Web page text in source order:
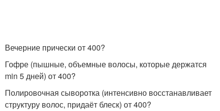
Вечерние прически от 400?
Гофре (пышные, объемные волосы, которые держатся
min 5 дней) от 400?
Полировочная сыворотка (интенсивно восстанавливает
структуру волос, придаёт блеск) от 400?